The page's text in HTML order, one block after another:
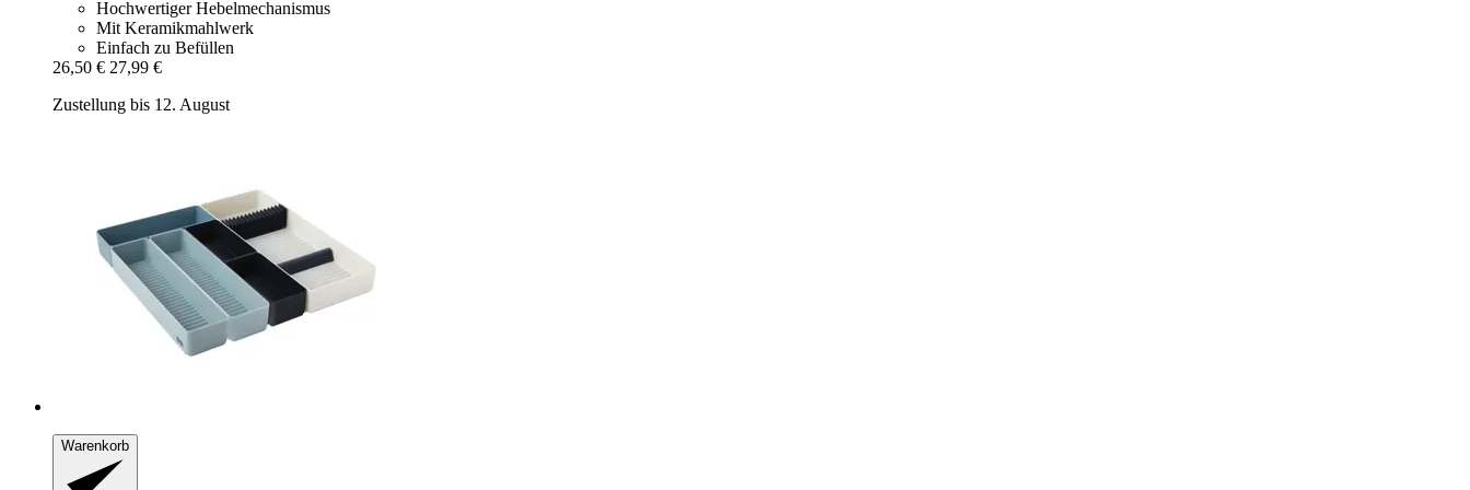
Hochwertiger Hebelmechanismus
Mit Keramikmahlwerk
Einfach zu Befüllen
26,50 € 27,99 €
Zustellung bis 12. August
Warenkorb